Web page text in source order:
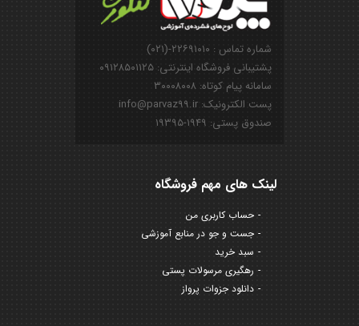
شماره تماس : ۲۲۶۹۱۰۱۰-(۰۲۱)
پشتیبانی فروشگاه اینترنتی: ۰۹۱۲۸۵۰۱۱۲۵
سامانه پیام کوتاه: ۳۰۰۰۸۰۰۸
پست الکترونیک: info@parvaz99.ir
صندوق پستی: ۱۹۴۹-۱۹۳۹۵
لینک های مهم فروشگاه
حساب کاربری من
جست و جو در منابع آموزشی
سبد خرید
رهگیری مرسولات پستی
دانلود جزوات پرواز